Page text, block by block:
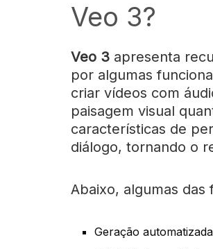
Veo 3?
Veo 3 apresenta
por algumas
criar vídeos com
paisagem visual
características de
diálogo, tornando o
Abaixo, algumas
Geração